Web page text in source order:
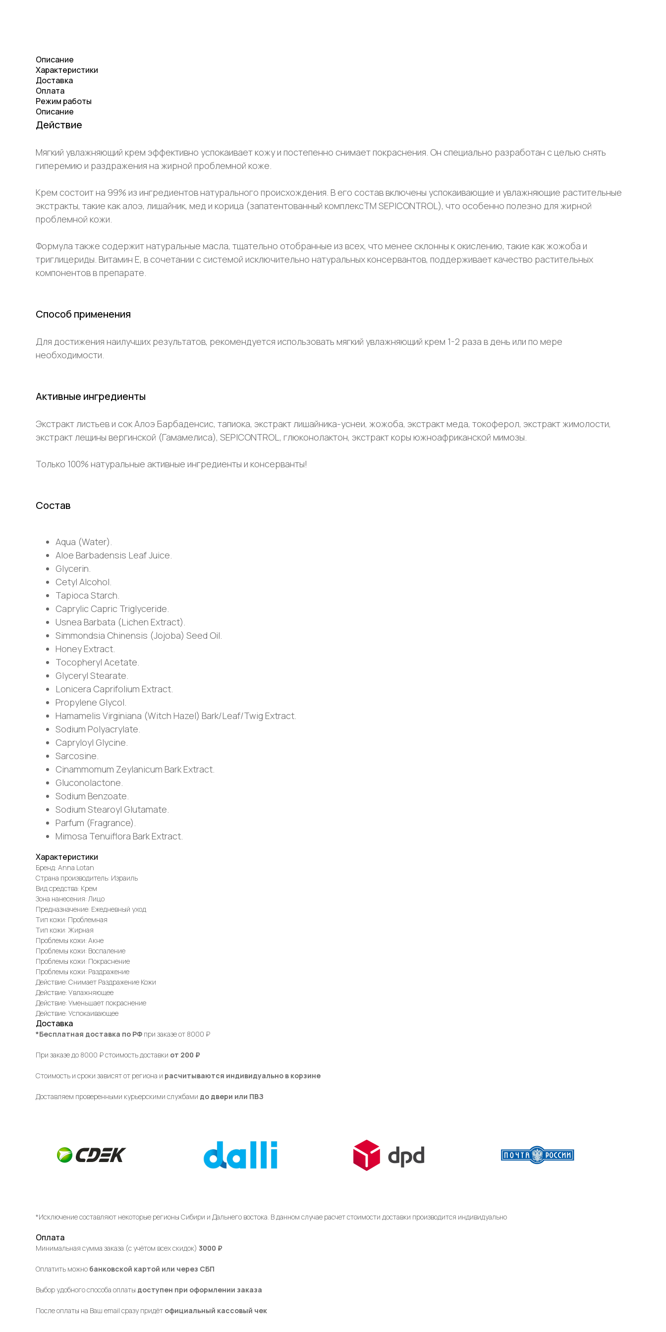
Описание
Характеристики
Доставка
Оплата
Режим работы
Описание
Действие
Мягкий увлажняющий крем эффективно успокаивает кожу и постепенно снимает покраснения. Он специально разработан с целью снять
гиперемию и раздражения на жирной проблемной коже.
Крем состоит на 99% из ингредиентов натурального происхождения. В его состав включены успокаивающие и увлажняющие растительные
экстракты, такие как алоэ, лишайник, мед и корица (запатентованный комплексTM SEPICONTROL), что особенно полезно для жирной
проблемной кожи.
Формула также содержит натуральные масла, тщательно отобранные из всех, что менее склонны к окислению, такие как жожоба и
триглицериды. Витамин Е, в сочетании с системой исключительно натуральных консервантов, поддерживает качество растительных
компонентов в препарате.
Способ применения
Для достижения наилучших результатов, рекомендуется использовать мягкий увлажняющий крем 1-2 раза в день или по мере
необходимости.
Активные ингредиенты
Экстракт листьев и сок Алоэ Барбаденсис, тапиока, экстракт лишайника-уснеи, жожоба, экстракт меда, токоферол, экстракт жимолости,
экстракт лещины вергинской (Гамамелиса), SEPICONTROL, глюконолактон, экстракт коры южноафриканской мимозы.
Только 100% натуральные активные ингредиенты и консерванты!
Состав
Aqua (Water).
Aloe Barbadensis Leaf Juice.
Glycerin.
Cetyl Alcohol.
Tapioca Starch.
Caprylic Capric Triglyceride.
Usnea Barbata (Lichen Extract).
Simmondsia Chinensis (Jojoba) Seed Oil.
Honey Extract.
Tocopheryl Acetate.
Glyceryl Stearate.
Lonicera Caprifolium Extract.
Propylene Glycol.
Hamamelis Virginiana (Witch Hazel) Bark/Leaf/Twig Extract.
Sodium Polyacrylate.
Capryloyl Glycine.
Sarcosine.
Cinammomum Zeylanicum Bark Extract.
Gluconolactone.
Sodium Benzoate.
Sodium Stearoyl Glutamate.
Parfum (Fragrance).
Mimosa Tenuiflora Bark Extract.
Характеристики
Бренд: Anna Lotan
Страна производитель: Израиль
Вид средства: Крем
Зона нанесения: Лицо
Предназначение: Ежедневный уход
Тип кожи: Проблемная
Тип кожи: Жирная
Проблемы кожи: Акне
Проблемы кожи: Воспаление
Проблемы кожи: Покраснение
Проблемы кожи: Раздражение
Действие: Снимает Раздражение Кожи
Действие: Увлажняющее
Действие: Уменьшает покраснение
Действие: Успокаивающее
Доставка
*Бесплатная доставка по РФ при заказе от 8000 ₽
При заказе до 8000 ₽ стоимость доставки от 200 ₽
Стоимость и сроки зависят от региона и расчитываются индивидуально в корзине
Доставляем проверенными курьерскими службами до двери или ПВЗ
*Исключение составляют некоторые регионы Сибири и Дальнего востока. В данном случае расчет стоимости доставки производится индивидуально
Оплата
Минимальная сумма заказа (с учётом всех скидок) 3000 ₽
Оплатить можно банковской картой или через СБП
Выбор удобного способа оплаты доступен при оформлении заказа
После оплаты на Ваш email сразу придёт официальный кассовый чек